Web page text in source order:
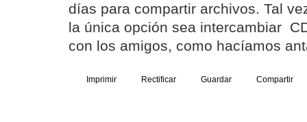
días para compartir archivos. Tal
la única opción sea intercambiar
con los amigos, como hacíamos
Imprimir Rectificar Guardar Compartir